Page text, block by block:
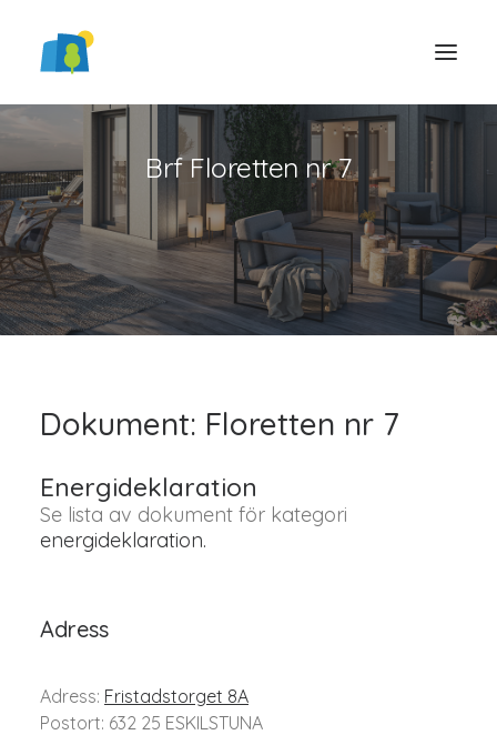
Brf Floretten nr 7
Dokument: Floretten nr 7
Energideklaration
Se lista av dokument för kategori
energideklaration.
Adress
Adress: Fristadstorget 8A
Postort: 632 25 ESKILSTUNA